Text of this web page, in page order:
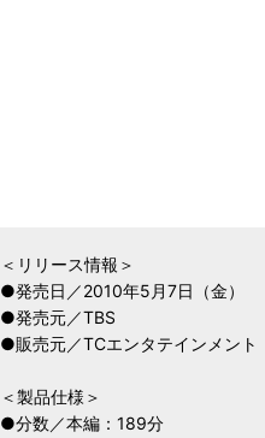
＜リリース情報＞
●発売日／2010年5月7日（金）
●発売元／TBS
●販売元／TCエンタテインメント
＜製品仕様＞
●分数／本編：189分